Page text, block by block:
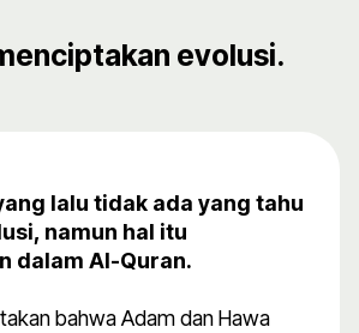
evolusi.
lalu tidak ada yang tahu
namun hal itu
dalam Al-Quran.
bahwa Adam dan Hawa